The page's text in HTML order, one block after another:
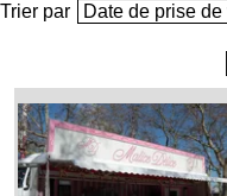
Trier par